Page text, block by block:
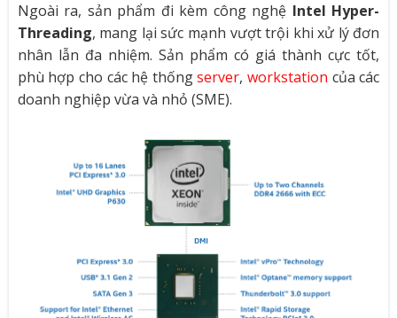
Ngoài ra, sản phẩm đi kèm công nghệ Intel Hyper-
Threading, mang lại sức mạnh vượt trội khi xử lý đơn
nhân lẫn đa nhiệm. Sản phẩm có giá thành cực tốt,
phù hợp cho các hệ thốngserver,workstation của các
doanh nghiệp vừa và nhỏ (SME).